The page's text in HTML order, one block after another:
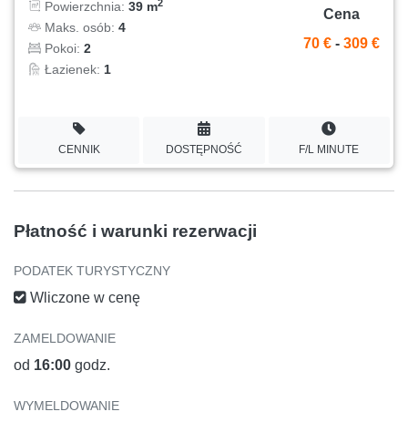
Powierzchnia: 39 m2
Maks. osób: 4
Pokoi: 2
Łazienek: 1
Cena
70 € - 309 €
CENNIK DOSTĘPNOŚĆ F/L MINUTE
Płatność i warunki rezerwacji
PODATEK TURYSTYCZNY
Wliczone w cenę
ZAMELDOWANIE
od 16:00 godz.
WYMELDOWANIE